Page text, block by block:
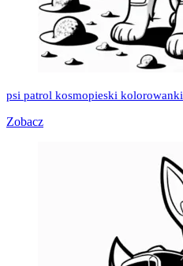
psi patrol kosmopieski kolorowanki
Zobacz